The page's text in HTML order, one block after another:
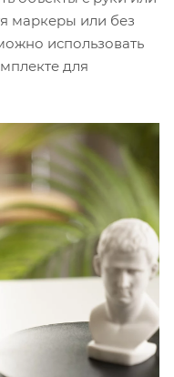
маркеры или без
использовать
для